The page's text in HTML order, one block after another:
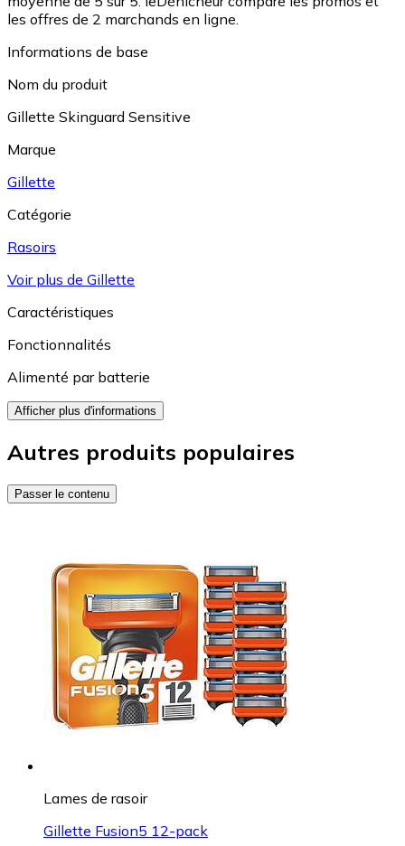
les offres de 2 marchands en ligne.
Informations de base
Nom du produit
Gillette Skinguard Sensitive
Marque
Gillette
Catégorie
Rasoirs
Voir plus de Gillette
Caractéristiques
Fonctionnalités
Alimenté par batterie
Afficher plus d'informations
Autres produits populaires
Passer le contenu
Lames de rasoir
Gillette Fusion5 12-pack